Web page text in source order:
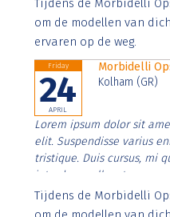
imperdiet. Nunc ut sem
Tijdens de Morbidelli
om de modellen van
ervaren op de weg.
Friday
24
APRIL
Morbidelli
Kolham (GR)
Lorem ipsum dolor sit
elit. Suspendisse varius
tristique. Duis cursus, mi
interdum nulla, ut
Aenean faucibus nibh et
imperdiet. Nunc ut sem
Tijdens de Morbidelli